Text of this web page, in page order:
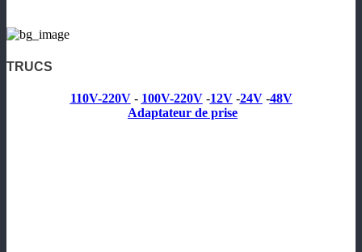
TRUCS
110V-220V - 100V-220V -12V -24V -48V
Adaptateur de prise